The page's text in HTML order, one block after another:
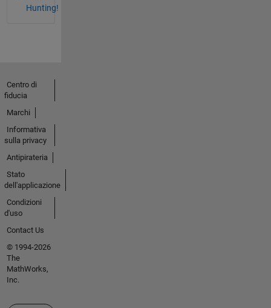
Hunting!
Centro di
fiducia
Marchi
Informativa
sulla privacy
Antipirateria
Stato
dell'applicazione
Condizioni
d'uso
Contact Us
© 1994-2026
The
MathWorks,
Inc.